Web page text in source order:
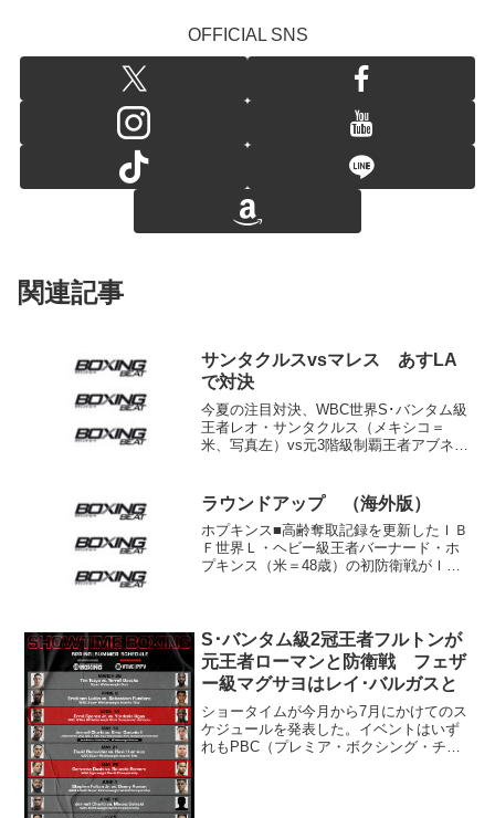
OFFICIAL SNS
関連記事
サンタクルスvsマレス あすLA
で対決
今夏の注目対決、WBC世界S･バンタム級
王者レオ・サンタクルス（メキシコ＝
米、写真左）vs元3階級制覇王者アブネ
ポンド（56.61キロ）、マレスが125.4ポ
ン...
ラウンドアップ （海外版）
ホプキンス■高齢奪取記録を更新したＩＢ
Ｆ世界Ｌ・ヘビー級王者バーナード・ホ
プキンス（米＝48歳）の初防衛戦がＩＢ
ターで予定される。...
S･バンタム級2冠王者フルトンが
元王者ローマンと防衛戦 フェザ
ー級マグサヨはレイ･バルガスと
ショータイムが今月から7月にかけてのス
ケジュールを発表した。イベントはいず
れもPBC（プレミア・ボクシング・チャ